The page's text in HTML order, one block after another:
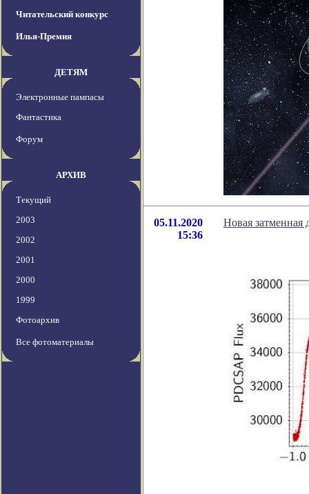
Читательский конкурс
Илья-Премия
ДЕТЯМ
Электронные пампасы
Фантастика
Форум
АРХИВ
Текущий
2003
2002
2001
2000
1999
Фотоархив
Все фотоматериалы
05.11.2020
15:36
Новая затменная